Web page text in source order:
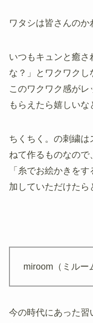
ワタシは皆さんの
いつもキュンと癒
な？」とワクワクし
このワクワク感が
もらえたら嬉しいな
ちくちく。の刺繍
ねて作るものなので、
「糸でお絵かきを
加していただけたら
miroom（ミルー
今の時代にあった習